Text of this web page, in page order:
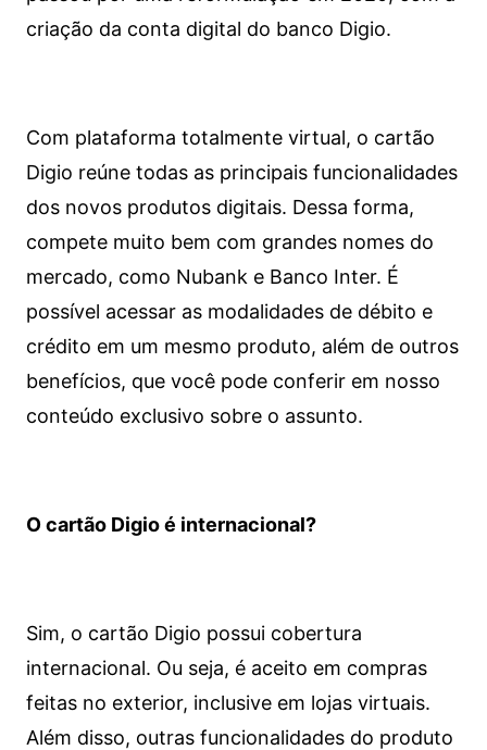
criação da conta digital do banco Digio.
Com plataforma totalmente virtual, o cartão
Digio reúne todas as principais funcionalidades
dos novos produtos digitais. Dessa forma,
compete muito bem com grandes nomes do
mercado, como Nubank e Banco Inter. É
possível acessar as modalidades de débito e
crédito em um mesmo produto, além de outros
benefícios, que você pode conferir em nosso
conteúdo exclusivo sobre o assunto.
O cartão Digio é internacional?
Sim, o cartão Digio possui cobertura
internacional. Ou seja, é aceito em compras
feitas no exterior, inclusive em lojas virtuais.
Além disso, outras funcionalidades do produto